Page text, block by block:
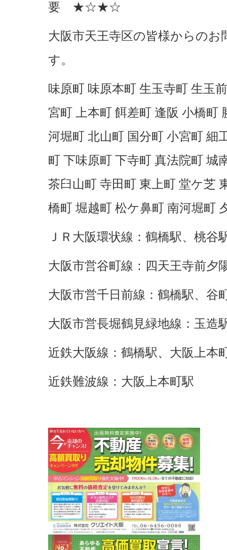
要 ★☆★☆
大阪市天王寺区の皆様からの
す。
味原町 味原本町 生玉寺町 生玉
宮町 上本町 餌差町 逢阪 小橋町
河堀町 北山町 国分町 小宮町 細
町 下味原町 下寺町 真法院町 城
茶臼山町 寺田町 東上町 堂ケ芝
橋町 堀越町 松ケ鼻町 南河堀町
ＪＲ大阪環状線： 鶴橋駅、 桃谷
大阪市営谷町線： 四天王寺前夕
大阪市営千日前線： 鶴橋駅、 谷
大阪市営長堀鶴見緑地線： 玉造
近鉄大阪線： 鶴橋駅、 大阪上本
近鉄難波線： 大阪上本町駅